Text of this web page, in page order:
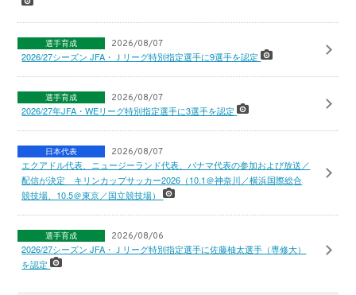
選手育成 2026/08/07
2026/27シーズン JFA・Ｊリーグ特別指定選手に9選手を認定
選手育成 2026/08/07
2026/27年JFA・WEリーグ特別指定選手に3選手を認定
日本代表 2026/08/07
エクアドル代表、ニュージーランド代表、パナマ代表の参加および放送／
配信が決定 キリンカップサッカー2026（10.1＠神奈川／横浜国際総合
競技場、10.5＠東京／国立競技場）
選手育成 2026/08/06
2026/27シーズン JFA・Ｊリーグ特別指定選手に佐藤柚太選手（専修大）
を認定